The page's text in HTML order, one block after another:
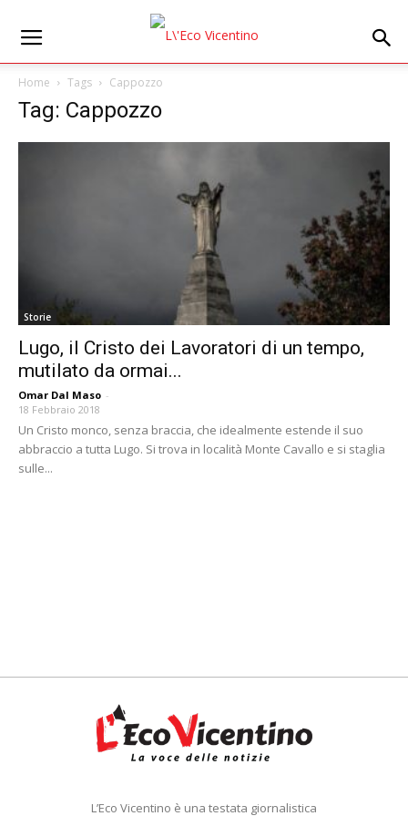
Home Tags Cappozzo
Tag: Cappozzo
Storie
Lugo, il Cristo dei Lavoratori di un tempo,
mutilato da ormai...
Omar Dal Maso -
18 Febbraio 2018
Un Cristo monco, senza braccia, che idealmente estende il suo
abbraccio a tutta Lugo. Si trova in località Monte Cavallo e si staglia
sulle...
L’Eco Vicentino è una testata giornalistica